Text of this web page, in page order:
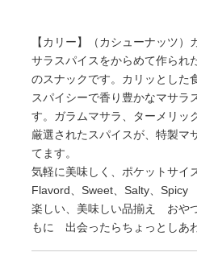
【カリー】（カシューナッツ
サラスパイスをからめて作られ
のスナックです。カリッとした
スパイシーで香り豊かなマサラ
す。ガラムマサラ、ターメリッ
厳選されたスパイスが、特製マ
てます。
気軽に美味しく、ポケットサイ
Flavord、Sweet、Salty、Spicy
楽しい、美味しい品揃え おや
もに 出会ったらちょっとしあ